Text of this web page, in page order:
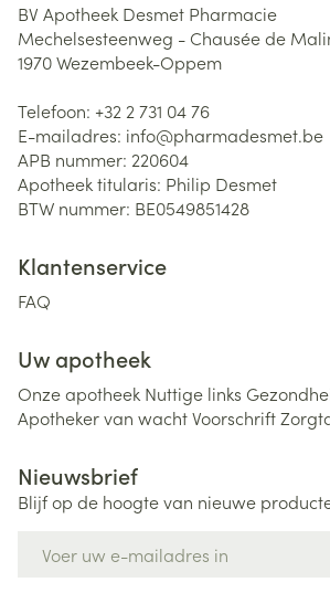
BV Apotheek Desmet Pharmacie
Mechelsesteenweg - Chausée de
1970Wezembeek-Oppem
Telefoon: +32 2 731 04 76
E-mailadres: info@pharmadesmet.be
APB nummer: 220604
Apotheek titularis: Philip Desmet
BTW nummer: BE0549851428
Klantenservice
FAQ
Uw apotheek
Onze apotheek Nuttige links
Apotheker van wachtVoorschrift
Nieuwsbrief
Blijf op de hoogte van nieuwe